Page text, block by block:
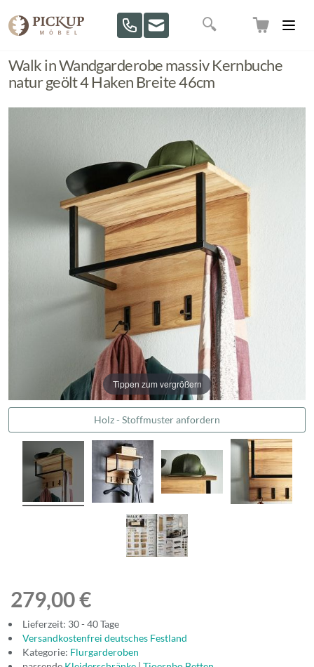
Suche
Walk in Wandgarderobe massiv Kernbuche
natur geölt 4 Haken Breite 46cm
Tippen zum vergrößern
Holz - Stoffmuster anfordern
279,00 €
Lieferzeit: 30 - 40 Tage
Versandkostenfrei deutsches Festland
Kategorie: Flurgarderoben